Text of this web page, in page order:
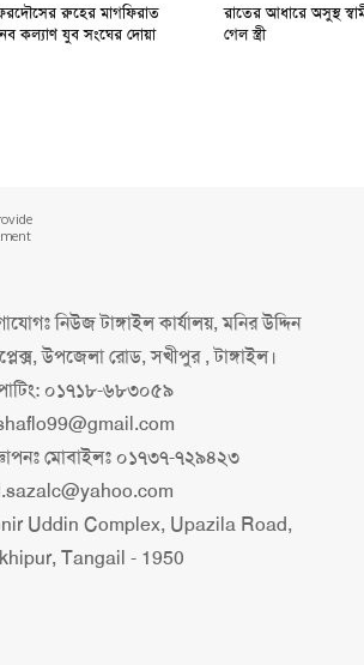
রুহের মাগফিরাত
কল্যাণ যুব সংঘের দোয়া
রাতের আধারে অসুস্থ
গেল স্ত্রী
নিউজ টাঙ্গাইল কার্যালয়, মনির উদ্দিন
উপজেলা রোড, সখীপুর , টাঙ্গাইল।
০১৭১৮-৬৮৩০৫৯
মোবাইলঃ ০১৭৩৭-৭২৯৪২৩
Uddin Complex, Upazila Road,
Tangail - 1950